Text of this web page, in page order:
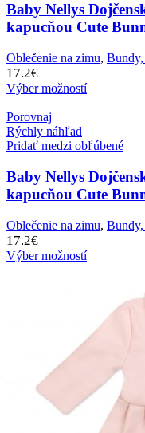
Baby Nellys
kapucňou Cute
Oblečenie na zimu,
17.2€
Výber možností
Porovnaj
Rýchly náhľad
Pridať medzi obľúbené
Baby Nellys
kapucňou Cute
Oblečenie na zimu,
17.2€
Výber možností